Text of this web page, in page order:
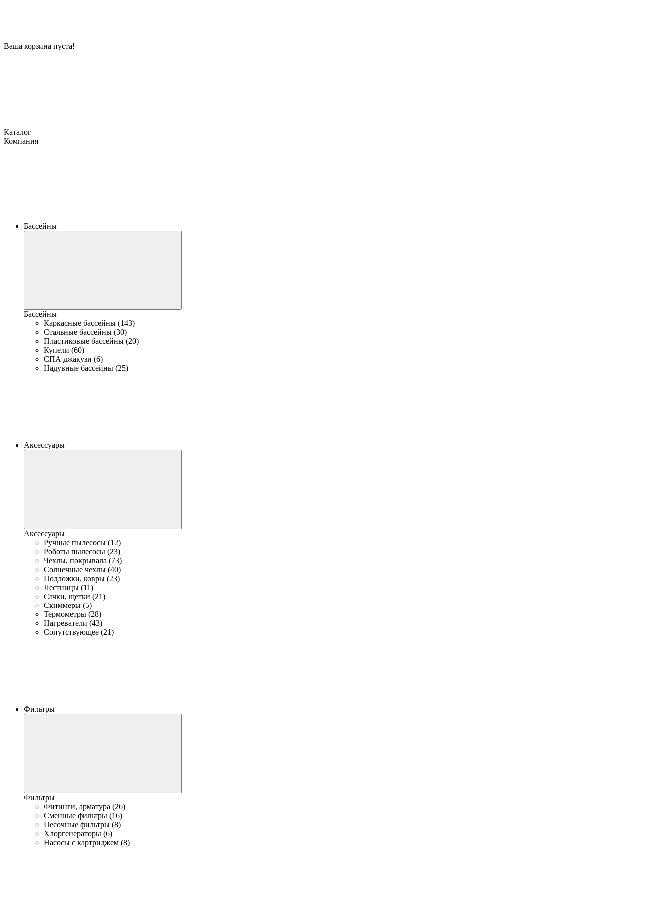
Ваша корзина пуста!
Каталог
Компания
Бассейны
Бассейны
Каркасные бассейны (143)
Стальные бассейны (30)
Пластиковые бассейны (20)
Купели (60)
СПА джакузи (6)
Надувные бассейны (25)
Аксессуары
Аксессуары
Ручные пылесосы (12)
Роботы пылесосы (23)
Чехлы, покрывала (73)
Солнечные чехлы (40)
Подложки, ковры (23)
Лестницы (11)
Сачки, щетки (21)
Скиммеры (5)
Термометры (28)
Нагреватели (43)
Сопутствующее (21)
Фильтры
Фильтры
Фитинги, арматура (26)
Сменные фильтры (16)
Песочные фильтры (8)
Хлоргенераторы (6)
Насосы с картриджем (8)